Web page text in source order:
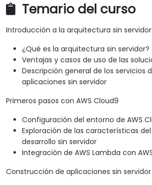
Temario del curso
Introducción a la arquitectura sin servidor
¿Qué es la arquitectura sin servidor?
Ventajas y casos de uso de las
Descripción general de los servicios
aplicaciones sin servidor
Primeros pasos con AWS Cloud9
Configuración del entorno de AWS
Exploración de las características del
desarrollo sin servidor
Integración de AWS Lambda con
Construcción de aplicaciones sin